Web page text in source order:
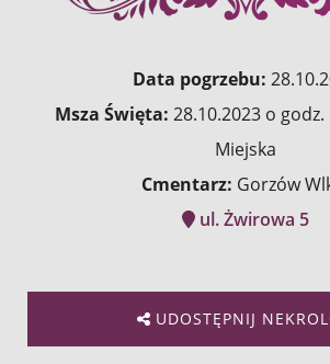
Data pogrzebu:
Msza Święta: 28.10.2023 o
Miejska
Cmentarz: Gorzów
ul. Żwirowa 5
UDOSTĘPNIJ